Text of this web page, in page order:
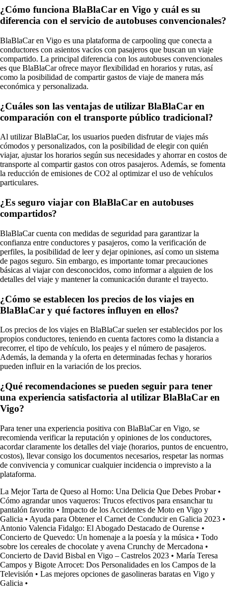
¿Cómo funciona BlaBlaCar en Vigo y cuál es su
diferencia con el servicio de autobuses convencionales?
BlaBlaCar en Vigo es una plataforma de carpooling que conecta a
conductores con asientos vacíos con pasajeros que buscan un viaje
compartido. La principal diferencia con los autobuses convencionales
es que BlaBlaCar ofrece mayor flexibilidad en horarios y rutas, así
como la posibilidad de compartir gastos de viaje de manera más
económica y personalizada.
¿Cuáles son las ventajas de utilizar BlaBlaCar en
comparación con el transporte público tradicional?
Al utilizar BlaBlaCar, los usuarios pueden disfrutar de viajes más
cómodos y personalizados, con la posibilidad de elegir con quién
viajar, ajustar los horarios según sus necesidades y ahorrar en costos de
transporte al compartir gastos con otros pasajeros. Además, se fomenta
la reducción de emisiones de CO2 al optimizar el uso de vehículos
particulares.
¿Es seguro viajar con BlaBlaCar en autobuses
compartidos?
BlaBlaCar cuenta con medidas de seguridad para garantizar la
confianza entre conductores y pasajeros, como la verificación de
perfiles, la posibilidad de leer y dejar opiniones, así como un sistema
de pagos seguro. Sin embargo, es importante tomar precauciones
básicas al viajar con desconocidos, como informar a alguien de los
detalles del viaje y mantener la comunicación durante el trayecto.
¿Cómo se establecen los precios de los viajes en
BlaBlaCar y qué factores influyen en ellos?
Los precios de los viajes en BlaBlaCar suelen ser establecidos por los
propios conductores, teniendo en cuenta factores como la distancia a
recorrer, el tipo de vehículo, los peajes y el número de pasajeros.
Además, la demanda y la oferta en determinadas fechas y horarios
pueden influir en la variación de los precios.
¿Qué recomendaciones se pueden seguir para tener
una experiencia satisfactoria al utilizar BlaBlaCar en
Vigo?
Para tener una experiencia positiva con BlaBlaCar en Vigo, se
recomienda verificar la reputación y opiniones de los conductores,
acordar claramente los detalles del viaje (horarios, puntos de encuentro,
costos), llevar consigo los documentos necesarios, respetar las normas
de convivencia y comunicar cualquier incidencia o imprevisto a la
plataforma.
La Mejor Tarta de Queso al Horno: Una Delicia Que Debes Probar•
Cómo agrandar unos vaqueros: Trucos efectivos para ensanchar tu
pantalón favorito • Impacto de los Accidentes de Moto en Vigo y
Galicia • Ayuda para Obtener el Carnet de Conducir en Galicia 2023 •
Antonio Valencia Fidalgo: El Abogado Destacado de Ourense •
Concierto de Quevedo: Un homenaje a la poesía y la música • Todo
sobre los cereales de chocolate y avena Crunchy de Mercadona •
Concierto de David Bisbal en Vigo – Castrelos 2023 • María Teresa
Campos y Bigote Arrocet: Dos Personalidades en los Campos de la
Televisión • Las mejores opciones de gasolineras baratas en Vigo y
Galicia •